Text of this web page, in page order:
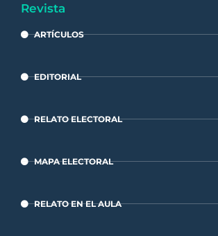
Revista
ARTÍCULOS
EDITORIAL
RELATO ELECTORAL
MAPA ELECTORAL
RELATO EN EL AULA